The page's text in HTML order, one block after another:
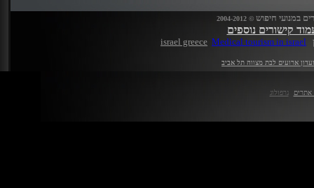
במנועי חיפוש© 2004-2012
קישורים נוספים
israel greece Medical tourism in israel
ארועים לבת מצווה תל אביב
אתרים גרפולוג